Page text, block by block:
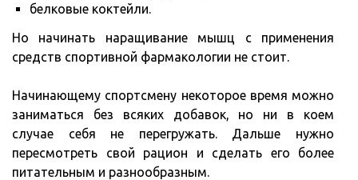
белковые коктейли.
Но начинать наращивание мышц с применения
средств спортивной фармакологии не стоит.
Начинающему спортсмену некоторое время можно
заниматься без всяких добавок, но ни в коем
случае себя не перегружать. Дальше нужно
пересмотреть свой рацион и сделать его более
питательным и разнообразным.